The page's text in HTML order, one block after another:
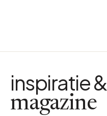
inspiratie &
magazine